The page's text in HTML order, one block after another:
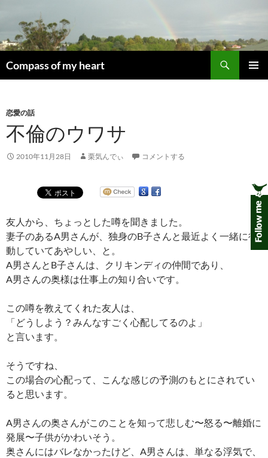
ン
ツ
へ
キ
プ
Compass of my heart
索
恋愛の話
不倫のウワサ
2010年11月28日 栗気んでぃ コメントする
友人から、ちょっとした噂を聞きました。
妻子のあるA男さんが、独身のB子さんと最近よく一緒に行
動していてあやしい、と。
A男さんとB子さんは、クリキンディの仲間であり、
A男さんの奥様は仕事上の知り合いです。
この噂を教えてくれた友人は、
「どうしよう？みんなすごく心配してるのよ」
と言います。
そうですね、
この場合の心配って、こんな感じの予測のもとにされてい
ると思います。
A男さんの奥さんがこのことを知って悲しむ〜怒る〜離婚に
発展〜子供がかわいそう。
奥さんにはバレなかったけど、A男さんは、単なる浮気で、